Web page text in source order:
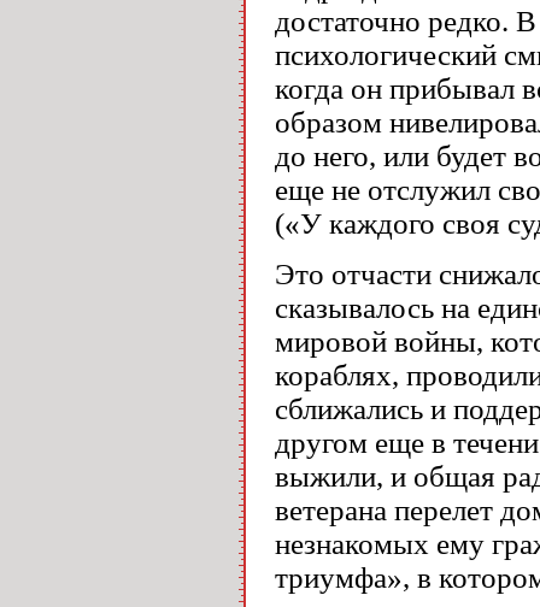
достаточно редко.
психологический
когда он прибывал
образом
до него, или будет
еще не отслужил
(«У каждого своя
Это отчасти
сказывалось на
мировой войны,
кораблях,
сближались и
другом еще в
выжили, и общая
ветерана перелет
незнакомых ему
триумфа», в